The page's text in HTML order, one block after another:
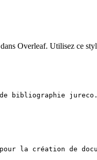
Overleaf. Utilisez ce
bibliographie
la création de